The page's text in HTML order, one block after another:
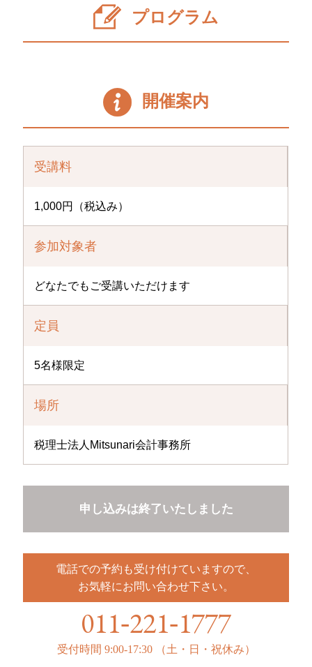
プログラム
開催案内
受講料
1,000円（税込み）
参加対象者
どなたでもご受講いただけます
定員
5名様限定
場所
税理士法人Mitsunari会計事務所
申し込みは終了いたしました
電話での予約も受け付けていますので、
お気軽にお問い合わせ下さい。
011-221-1777
受付時間 9:00-17:30（土・日・祝休み）